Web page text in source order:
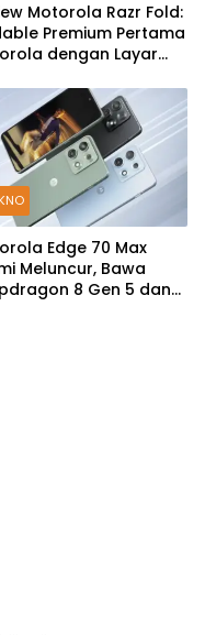
Motorola Razr Fold:
Premium Pertama
dengan Layar
6000mAh
Edge 70 Max
Meluncur, Bawa
8 Gen 5 dan